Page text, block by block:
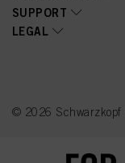
SUPPORT
LEGAL
© 2026 Schwarzkopf